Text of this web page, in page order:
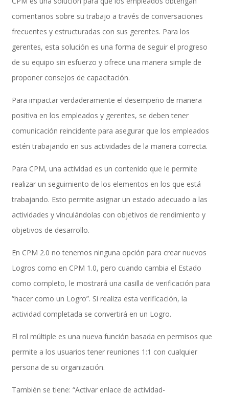
SAP SuccessFactors Training Education
Express Packages
Soporte SuccessFactors
SAP Time and Attendance
SAP Travel OnDemand
Cloud Conveyer
SAP Onpremise Servicios y Productos
Gestión de Capital Humano SAP
comentarios sobre su trabajo a través de conversaciones
frecuentes y estructuradas con sus gerentes. Para los
gerentes, esta solución es una forma de seguir el progreso
de su equipo sin esfuerzo y ofrece una manera simple de
proponer consejos de capacitación.
Para impactar verdaderamente el desempeño de manera
positiva en los empleados y gerentes, se deben tener
comunicación reincidente para asegurar que los empleados
estén trabajando en sus actividades de la manera correcta.
Para CPM, una actividad es un contenido que le permite
realizar un seguimiento de los elementos en los que está
trabajando. Esto permite asignar un estado adecuado a las
actividades y vinculándolas con objetivos de rendimiento y
objetivos de desarrollo.
En CPM 2.0 no tenemos ninguna opción para crear nuevos
Logros como en CPM 1.0, pero cuando cambia el Estado
como completo, le mostrará una casilla de verificación para
“hacer como un Logro”. Si realiza esta verificación, la
actividad completada se convertirá en un Logro.
El rol múltiple es una nueva función basada en permisos que
permite a los usuarios tener reuniones 1:1 con cualquier
persona de su organización.
También se tiene: “Activar enlace de actividad-